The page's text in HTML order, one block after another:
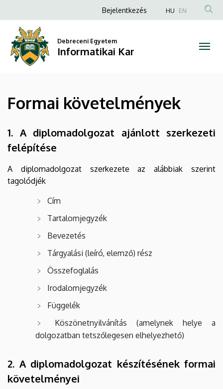
követelmények
Informatikai
a
tartalomra
Anonim
fiók
menüje
Bejelentkezés HU EN
Debreceni Egyetem
Informatikai Kar
Formai követelmények
1. A diplomadolgozat ajánlott szerkezeti
felépítése
A diplomadolgozat szerkezete az alábbiak szerint
tagolódjék
Cím
Tartalomjegyzék
Bevezetés
Tárgyalási (leíró, elemző) rész
Összefoglalás
Irodalomjegyzék
Függelék
Köszönetnyilvánítás (amelynek helye a
dolgozatban tetszőlegesen elhelyezhető)
2. A diplomadolgozat készítésének formai
követelményei